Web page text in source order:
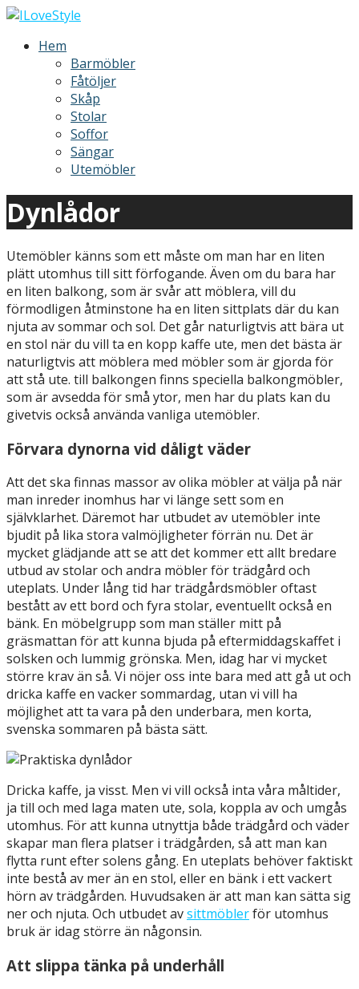
Hoppa
innehållHem
Barmöbler
Fåtöljer
Skåp
Stolar
Soffor
Sängar
Utemöbler
Dynlådor
Utemöbler känns som ett måste om man har en liten
plätt utomhus till sitt förfogande. Även om du bara har
en liten balkong, som är svår att möblera, vill du
förmodligen åtminstone ha en liten sittplats där du kan
njuta av sommar och sol. Det går naturligtvis att bära ut
en stol när du vill ta en kopp kaffe ute, men det bästa är
naturligtvis att möblera med möbler som är gjorda för
att stå ute. till balkongen finns speciella balkongmöbler,
som är avsedda för små ytor, men har du plats kan du
givetvis också använda vanliga utemöbler.
Förvara dynorna vid dåligt väder
Att det ska finnas massor av olika möbler at välja på när
man inreder inomhus har vi länge sett som en
självklarhet. Däremot har utbudet av utemöbler inte
bjudit på lika stora valmöjligheter förrän nu. Det är
mycket glädjande att se att det kommer ett allt bredare
utbud av stolar och andra möbler för trädgård och
uteplats. Under lång tid har trädgårdsmöbler oftast
bestått av ett bord och fyra stolar, eventuellt också en
bänk. En möbelgrupp som man ställer mitt på
gräsmattan för att kunna bjuda på eftermiddagskaffet i
solsken och lummig grönska. Men, idag har vi mycket
större krav än så. Vi nöjer oss inte bara med att gå ut och
dricka kaffe en vacker sommardag, utan vi vill ha
möjlighet att ta vara på den underbara, men korta,
svenska sommaren på bästa sätt.
Dricka kaffe, ja visst. Men vi vill också inta våra måltider,
ja till och med laga maten ute, sola, koppla av och umgås
utomhus. För att kunna utnyttja både trädgård och väder
skapar man flera platser i trädgården, så att man kan
flytta runt efter solens gång. En uteplats behöver faktiskt
inte bestå av mer än en stol, eller en bänk i ett vackert
hörn av trädgården. Huvudsaken är att man kan sätta sig
ner och njuta. Och utbudet avsittmöblerför utomhus
bruk är idag större än någonsin.
Att slippa tänka på underhåll